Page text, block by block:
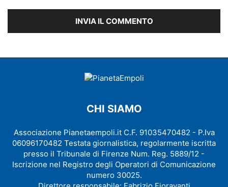
CHI SIAMO
Associazione Pianetaempoli.it C.F. 91035470482 - P.Iva
06096170482 Testata giornalistica, regolarmente iscritta
presso il Tribunale di Firenze Num. Reg. 5889/12 -
Iscrizione nel Registro degli Operatori di Comunicazione
numero 30025.